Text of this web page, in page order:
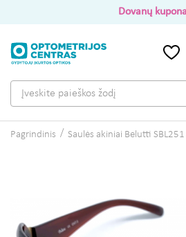
Dovanų
Pagrindinis Saulės akiniai Belutti SBL251